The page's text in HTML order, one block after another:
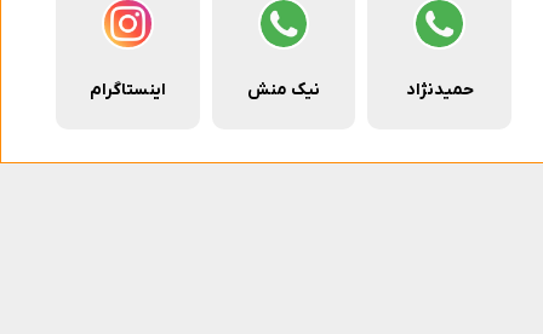
حمیدنژاد نیک منش اینستاگرام